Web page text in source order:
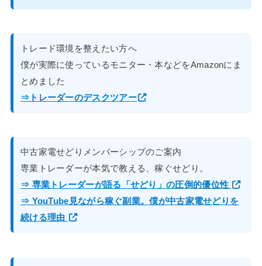
トレード環境を整えたい方へ
僕が実際に使っているモニター・本などをAmazonにま
とめました
⇒トレーダーのデスクツアー
中古家電せどりメンバーシップのご案内
専業トレーダーが本気で教える、稼ぐせどり。
⇒ 専業トレーダーが語る「せどり」の圧倒的優位性
⇒ YouTube見ながら稼ぐ副業。僕が中古家電せどりを
続ける理由